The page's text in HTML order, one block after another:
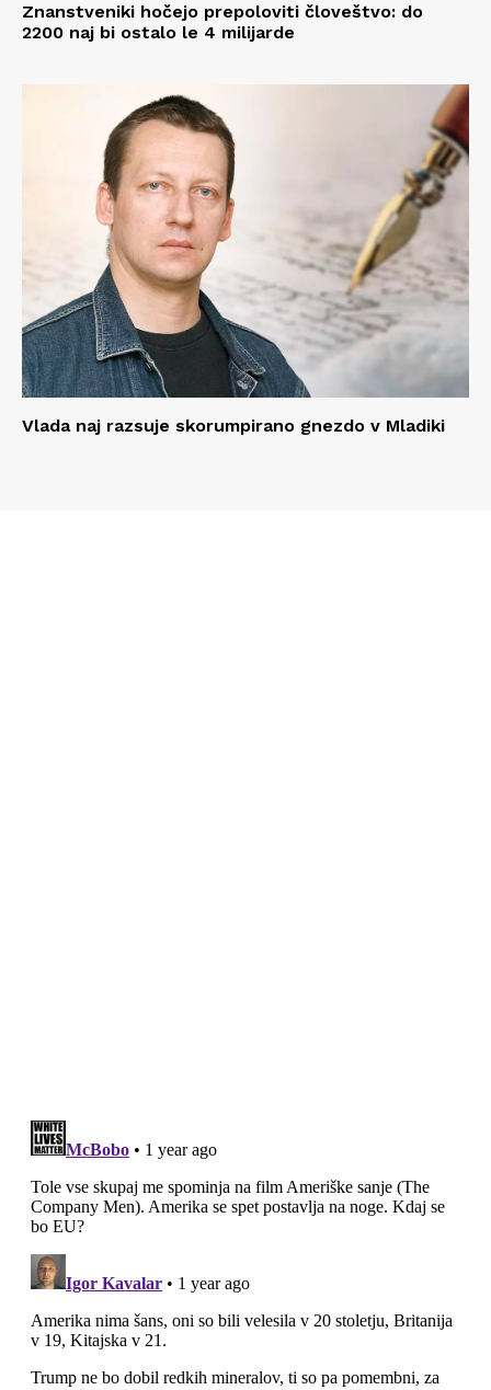
Znanstveniki hočejo prepoloviti človeštvo: do
2200 naj bi ostalo le 4 milijarde
Vlada naj razsuje skorumpirano gnezdo v Mladiki